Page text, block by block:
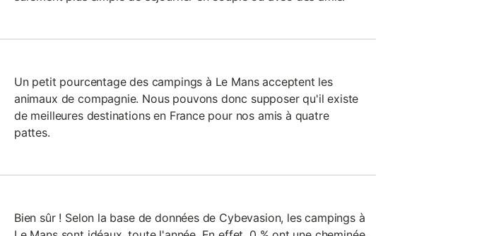
Un petit pourcentage des campings à Le Mans acceptent les
animaux de compagnie. Nous pouvons donc supposer qu'il existe
de meilleures destinations en France pour nos amis à quatre
pattes.
Bien sûr ! Selon la base de données de Cybevasion, les campings à